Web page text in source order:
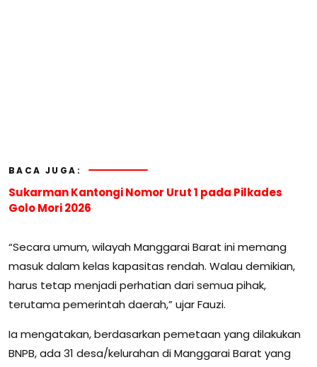
BACA JUGA:
Sukarman Kantongi Nomor Urut 1 pada Pilkades
Golo Mori 2026
“Secara umum, wilayah Manggarai Barat ini memang
masuk dalam kelas kapasitas rendah. Walau demikian,
harus tetap menjadi perhatian dari semua pihak,
terutama pemerintah daerah,” ujar Fauzi.
Ia mengatakan, berdasarkan pemetaan yang dilakukan
BNPB, ada 31 desa/kelurahan di Manggarai Barat yang